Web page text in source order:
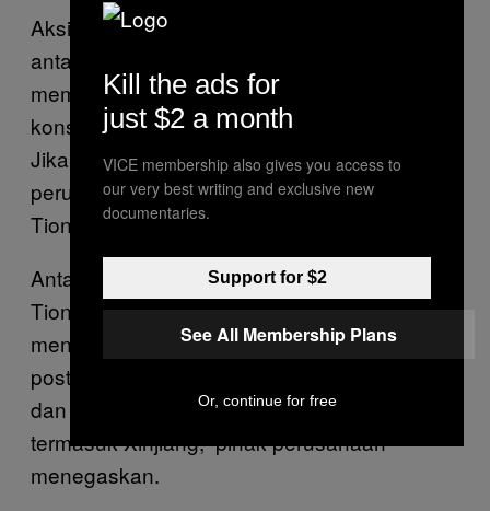
Aksi boikot memaksa label fesyen memilih
antara mematuhi kemauan Beijing dan
memenuhi persyaratan etika yang dituntut
konsumen internasional dan pegiat HAM.
Jika memilih yang terakhir, itu berarti
perusahaan harus siap hengkang dari
Tiongkok.
Anta Sports, perusahaan pakaian olahraga
Tiongkok yang terdaftar di Hong Kong,
mengumumkan akan keluar dari BCI melalui
postingan Weibo. “Selama ini, kami membeli
dan menggunakan kapas dari Tiongkok,
termasuk Xinjiang,” pihak perusahaan
menegaskan.
Kill the ads for
just $2 a month
VICE membership also gives you access to
our very best writing and exclusive new
documentaries.
Support for $2
See All Membership Plans
Or, continue for free